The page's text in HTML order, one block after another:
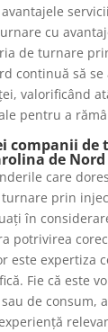
cu
de turnare
continuă să se
valorificând
pentru a
companii de
de Nord
care
prin
în
potrivirea
este expertiza
Fie că este
de consum,